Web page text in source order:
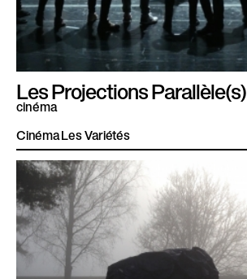
Les Projections Parallèle(s)
cinéma
Cinéma Les Variétés